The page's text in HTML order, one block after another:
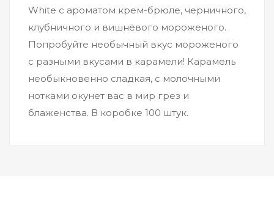
White с ароматом крем-брюле, черничного,
клубничного и вишнёвого мороженого.
Попробуйте необычный вкус мороженого
с разными вкусами в карамели! Карамель
необыкновенно сладкая, с молочными
нотками окунет вас в мир грез и
блаженства. В коробке 100 штук.